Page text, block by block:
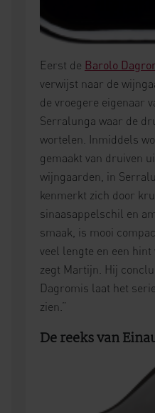
Eerst de Barolo
verwijst naar de
de vroegere eigenaar
Serralunga waar de
wortelen. Inmiddels
gemaakt van druiven
wijngaarden, in
kenmerkt zich door
sinaasappelschil en
smaak, is mooi
veel lengte en een hint
zegt Martijn. Hij
Dagromis laat het
zien.”
De reeks van